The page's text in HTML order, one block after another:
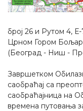
број 26 и Рутом 4,
Црном Гором
(Београд - Ниш -
Завршетком
саобраћај са
саобраћајница на
времена путовања